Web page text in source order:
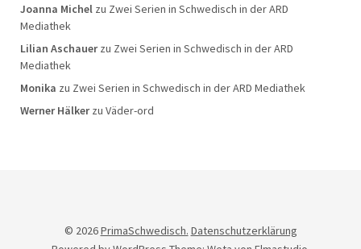
Joanna Michel zu Zwei Serien in Schwedisch in der ARD
Mediathek
Lilian Aschauerzu Zwei Serien in Schwedisch in der ARD
Mediathek
Monika zu Zwei Serien in Schwedisch in der ARD Mediathek
Werner Hälkerzu Väder-ord
© 2026PrimaSchwedisch. Datenschutzerklärung